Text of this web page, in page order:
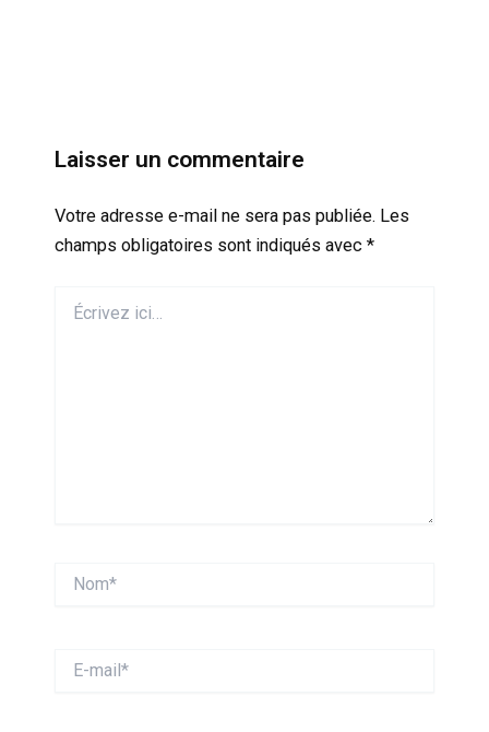
Laisser un commentaire
Votre adresse e-mail ne sera pas publiée. Les
champs obligatoires sont indiqués avec *
ici…
mail*